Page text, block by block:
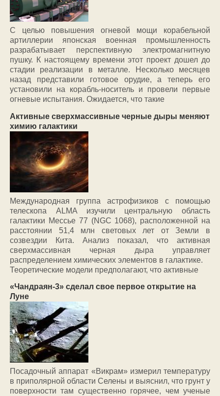
С целью повышения огневой мощи корабельной
артиллерии японская военная промышленность
разрабатывает перспективную электромагнитную
пушку. К настоящему времени этот проект дошел до
стадии реализации в металле. Несколько месяцев
назад представили готовое орудие, а теперь его
установили на корабль-носитель и провели первые
огневые испытания. Ожидается, что такие
Активные сверхмассивные черные дыры меняют
химию галактики
Международная группа астрофизиков с помощью
телескопа ALMA изучили центральную область
галактики Мессье 77 (NGC 1068), расположенной на
расстоянии 51,4 млн световых лет от Земли в
созвездии Кита. Анализ показал, что активная
сверхмассивная черная дыра управляет
распределением химических элементов в галактике.
Теоретические модели предполагают, что активные
«Чандраян-3» сделал свое первое открытие на
Луне
Посадочный аппарат «Викрам» измерил температуру
в приполярной области Селены и выяснил, что грунт у
поверхности там существенно горячее, чем ученые